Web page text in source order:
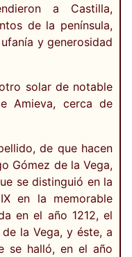
a Castilla,
de la península,
y generosidad
solar de notable
Amieva, cerca de
de que hacen
Gómez de la Vega,
se distinguió en la
en la memorable
en el año 1212, el
la Vega, y éste, a
se halló, en el año